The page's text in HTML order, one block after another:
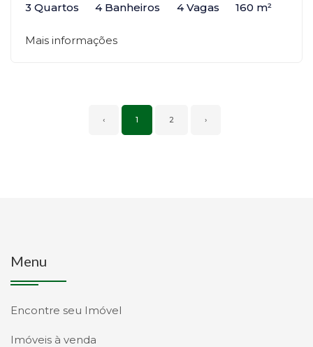
3 Quartos 4 Banheiros 4 Vagas 160 m²
Mais informações
‹ 1 2 ›
Menu
Encontre seu Imóvel
Imóveis à venda